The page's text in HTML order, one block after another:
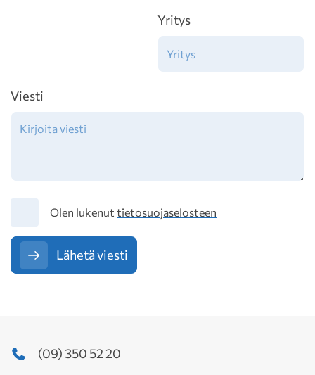
Yritys
Viesti
TietosuojaOlen lukenut tietosuojaselosteen
Lähetä viesti
(09) 350 52 20